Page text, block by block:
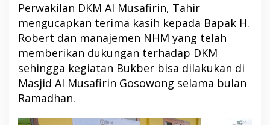
Perwakilan DKM Al Musafirin, Tahir
mengucapkan terima kasih kepada Bapak H.
Robert dan manajemen NHM yang telah
memberikan dukungan terhadap DKM
sehingga kegiatan Bukber bisa dilakukan di
Masjid Al Musafirin Gosowong selama bulan
Ramadhan.